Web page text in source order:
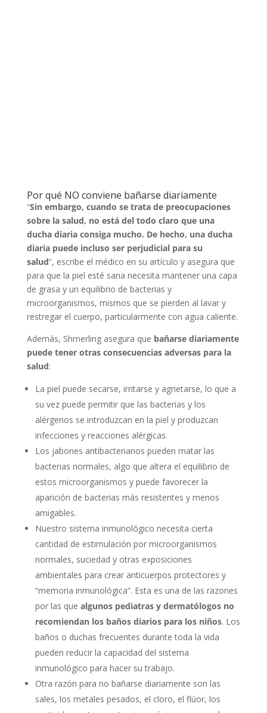
Por qué NO conviene bañarse diariamente
“Sin embargo, cuando se trata de preocupaciones
sobre la salud, no está del todo claro que una
ducha diaria consiga mucho. De hecho, una ducha
diaria puede incluso ser perjudicial para su
salud”, escribe el médico en su artículo y asegura que
para que la piel esté sana necesita mantener una capa
de grasa y un equilibrio de bacterias y
microorganismos, mismos que se pierden al lavar y
restregar el cuerpo, particularmente con agua caliente.
Además, Shmerling asegura que bañarse diariamente
puede tener otras consecuencias adversas para la
salud:
La piel puede secarse, irritarse y agrietarse, lo que a
su vez puede permitir que las bacterias y los
alérgenos se introduzcan en la piel y produzcan
infecciones y reacciones alérgicas.
Los jabones antibacterianos pueden matar las
bacterias normales, algo que altera el equilibrio de
estos microorganismos y puede favorecer la
aparición de bacterias más resistentes y menos
amigables.
Nuestro sistema inmunológico necesita cierta
cantidad de estimulación por microorganismos
normales, suciedad y otras exposiciones
ambientales para crear anticuerpos protectores y
“memoria inmunológica”. Esta es una de las razones
por las que algunos pediatras y dermatólogos no
recomiendan los baños diarios para los niños. Los
baños o duchas frecuentes durante toda la vida
pueden reducir la capacidad del sistema
inmunológico para hacer su trabajo.
Otra razón para no bañarse diariamente son las
sales, los metales pesados, el cloro, el flúor, los